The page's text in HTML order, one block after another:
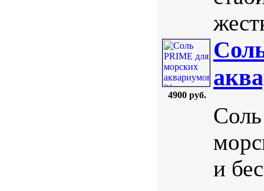
4900 руб.
и